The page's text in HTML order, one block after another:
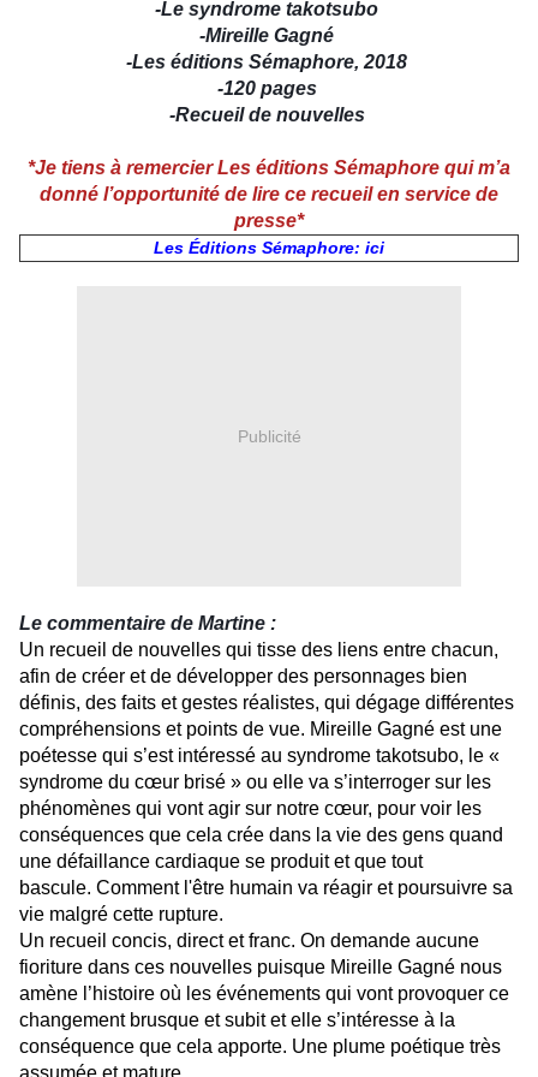
-Le syndrome takotsubo
-Mireille Gagné
-Les éditions Sémaphore, 2018
-120 pages
-Recueil de nouvelles
*Je tiens à remercier Les éditions Sémaphore qui m’a
donné l’opportunité de lire ce recueil en service de
presse*
Les Éditions Sémaphore: ici
Publicité
Le commentaire de Martine :
Un recueil de nouvelles qui tisse des liens entre chacun,
afin de créer et de développer des personnages bien
définis, des faits et gestes réalistes, qui dégage différentes
compréhensions et points de vue. Mireille Gagné est une
poétesse qui s’est intéressé au syndrome takotsubo, le «
syndrome du cœur brisé » ou elle va s’interroger sur les
phénomènes qui vont agir sur notre cœur, pour voir les
conséquences que cela crée dans la vie des gens quand
une défaillance cardiaque se produit et que tout
bascule. Comment l'être humain va réagir et poursuivre sa
vie malgré cette rupture.
Un recueil concis, direct et franc. On demande aucune
fioriture dans ces nouvelles puisque Mireille Gagné nous
amène l’histoire où les événements qui vont provoquer ce
changement brusque et subit et elle s’intéresse à la
conséquence que cela apporte. Une plume poétique très